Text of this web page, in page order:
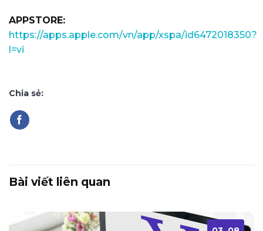
APPSTORE:
https://apps.apple.com/vn/app/xspa/id6472018350?
l=vi
Chia sẻ:
Bài viết liên quan